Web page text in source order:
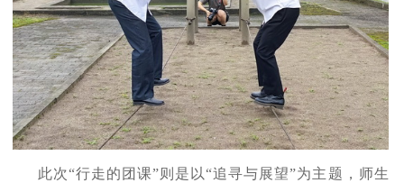
此次“行走的团课”则是以“追寻与展望”为主题，师生